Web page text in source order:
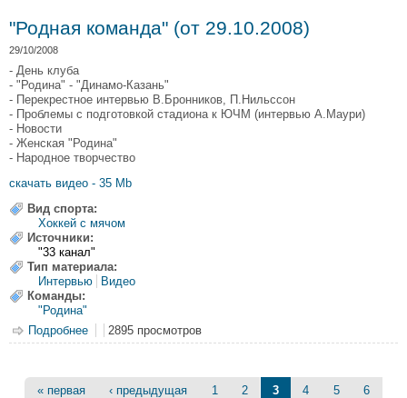
"Родная команда" (от 29.10.2008)
29/10/2008
- День клуба
- "Родина" - "Динамо-Казань"
- Перекрестное интервью В.Бронников, П.Нильссон
- Проблемы с подготовкой стадиона к ЮЧМ (интервью А.Маури)
- Новости
- Женская "Родина"
- Народное творчество
скачать видео - 35 Mb
Вид спорта:
Хоккей с мячом
Источники:
"33 канал"
Тип материала:
Интервью
Видео
Команды:
"Родина"
Подробнее о "Родная команда" (от 29.10.2008)
2895 просмотров
Страницы
« первая ‹ предыдущая 1 2 3 4 5
6